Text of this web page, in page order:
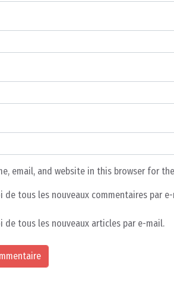
email, and website in this browser for
de tous les nouveaux commentaires par
de tous les nouveaux articles par e-mail.